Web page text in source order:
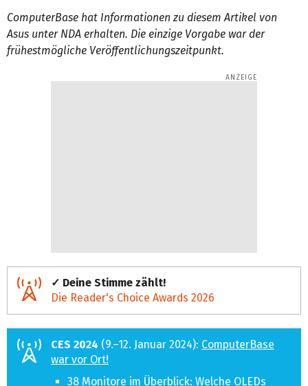
ComputerBase hat Informationen zu diesem Artikel von
Asus unter NDA erhalten. Die einzige Vorgabe war der
frühestmögliche Veröffentlichungszeitpunkt.
✓ Deine Stimme zählt!
Die Reader's Choice Awards 2026
CES 2024 (9.–12. Januar 2024): ComputerBase
war vor Ort!
38 Monitore im Überblick: Welche OLEDs